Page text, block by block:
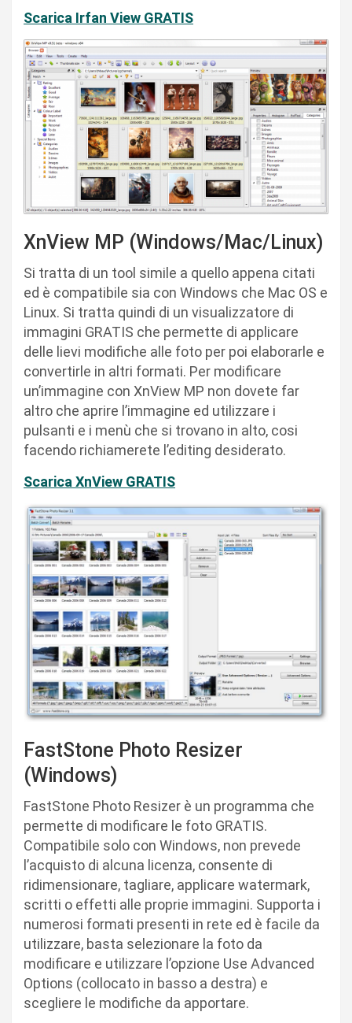
Scarica Irfan View GRATIS
XnView MP (Windows/Mac/Linux)
Si tratta di un tool simile a quello appena citati
ed è compatibile sia con Windows che Mac OS e
Linux. Si tratta quindi di un visualizzatore di
immagini GRATIS che permette di applicare
delle lievi modifiche alle foto per poi elaborarle e
convertirle in altri formati. Per modificare
un’immagine con XnView MP non dovete far
altro che aprire l’immagine ed utilizzare i
pulsanti e i menù che si trovano in alto, cosi
facendo richiamerete l’editing desiderato.
Scarica XnView GRATIS
FastStone Photo Resizer
(Windows)
FastStone Photo Resizer è un programma che
permette di modificare le foto GRATIS.
Compatibile solo con Windows, non prevede
l’acquisto di alcuna licenza, consente di
ridimensionare, tagliare, applicare watermark,
scritti o effetti alle proprie immagini. Supporta i
numerosi formati presenti in rete ed è facile da
utilizzare, basta selezionare la foto da
modificare e utilizzare l’opzione Use Advanced
Options (collocato in basso a destra) e
scegliere le modifiche da apportare.